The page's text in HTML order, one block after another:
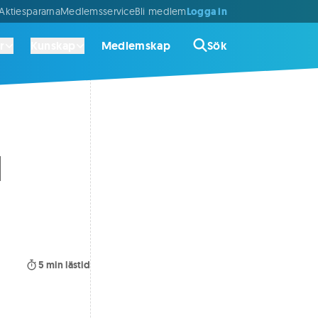
MedlemsserviceBli medlemLogga in
Medlemskap Sök
5 min lästid